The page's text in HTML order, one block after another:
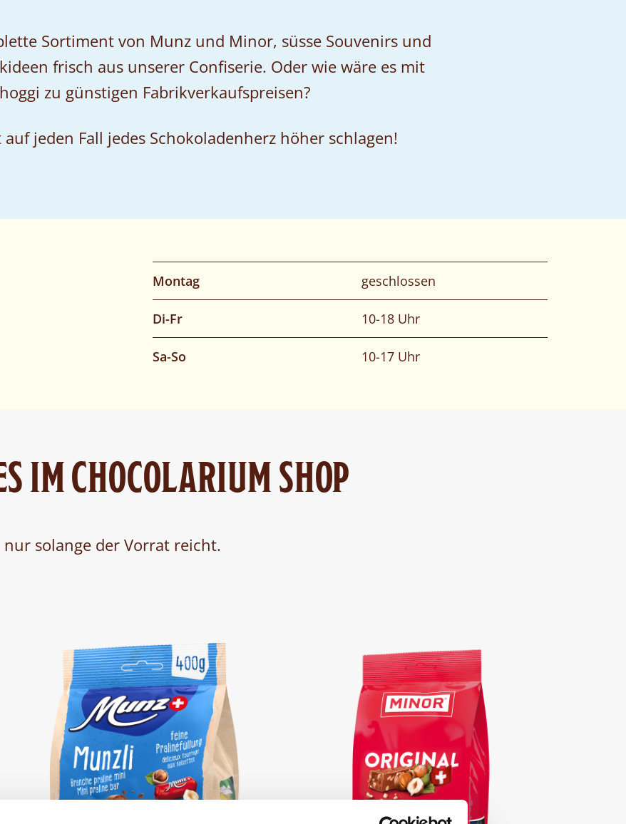
Sortiment von Munz und Minor, süsse Souvenirs und
frisch aus unserer Confiserie. Oder wie wäre es mit
zu günstigen Fabrikverkaufspreisen?
auf jeden Fall jedes Schokoladenherz höher schlagen!
Montag geschlossen
Di-Fr 10-18 Uhr
Sa-So 10-17 Uhr
IM CHOCOLARIUM SHOP
solange der Vorrat reicht.